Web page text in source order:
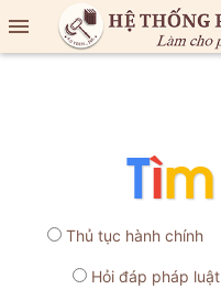

Thủ tục hành chính
Hỏi đáp pháp luật